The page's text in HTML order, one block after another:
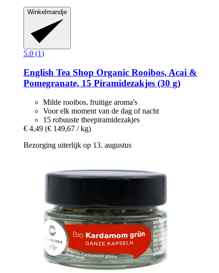
Winkelmandje
5.0 (1)
English Tea Shop Organic Rooibos, Acai &
Pomegranate, 15 Piramidezakjes (30 g)
Milde rooibos, fruitige aroma's
Voor elk moment van de dag of nacht
15 robuuste theepiramidezakjes
€ 4,49 (€ 149,67 / kg)
Bezorging uiterlijk op 13. augustus